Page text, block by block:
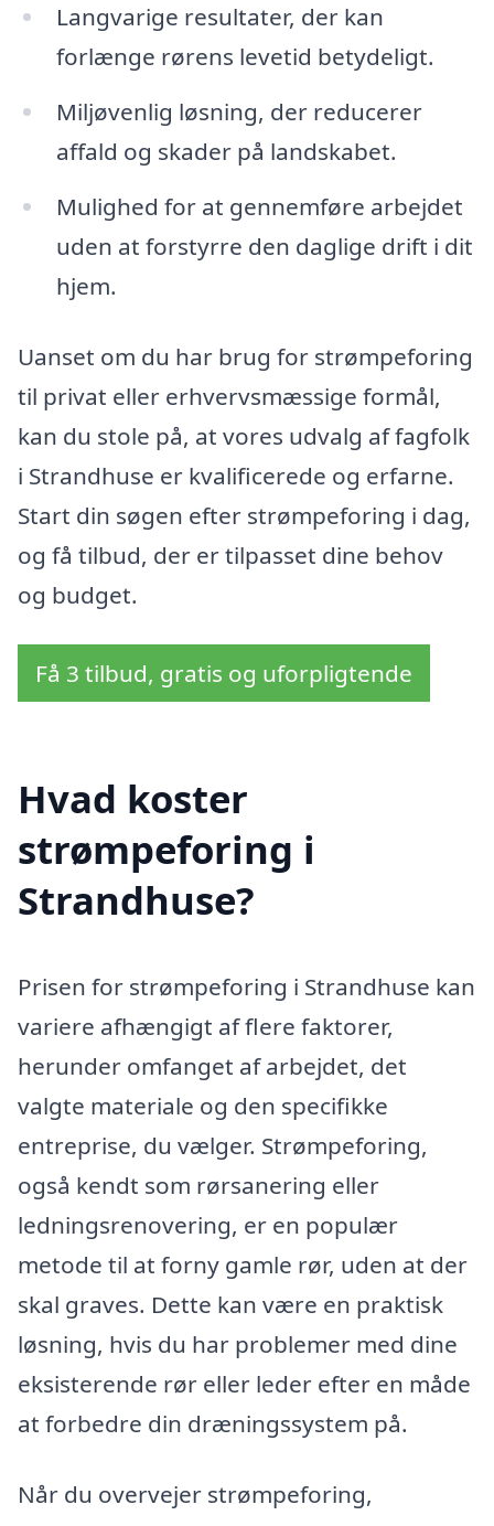
Langvarige resultater, der kan
forlænge rørens levetid betydeligt.
Miljøvenlig løsning, der reducerer
affald og skader på landskabet.
Mulighed for at gennemføre arbejdet
uden at forstyrre den daglige drift i dit
hjem.
Uanset om du har brug for strømpeforing
til privat eller erhvervsmæssige formål,
kan du stole på, at vores udvalg af fagfolk
i Strandhuse er kvalificerede og erfarne.
Start din søgen efter strømpeforing i dag,
og få tilbud, der er tilpasset dine behov
og budget.
Få 3 tilbud, gratis og uforpligtende
Hvad koster
strømpeforing i
Strandhuse?
Prisen for strømpeforing i Strandhuse kan
variere afhængigt af flere faktorer,
herunder omfanget af arbejdet, det
valgte materiale og den specifikke
entreprise, du vælger. Strømpeforing,
også kendt som rørsanering eller
ledningsrenovering, er en populær
metode til at forny gamle rør, uden at der
skal graves. Dette kan være en praktisk
løsning, hvis du har problemer med dine
eksisterende rør eller leder efter en måde
at forbedre din dræningssystem på.
Når du overvejer strømpeforing,